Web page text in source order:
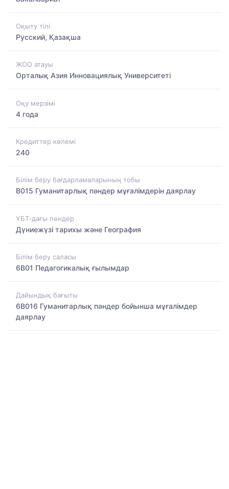
Оқыту тілі
Русский, Қазақша
ЖОО атауы
Орталық Азия Инновациялық Университеті
Оқу мерзімі
4 года
Кредиттер көлемі
240
Білім беру бағдарламаларының тобы
B015 Гуманитарлық пәндер мұғалімдерін даярлау
ҰБТ-дағы пәндер
Дүниежүзі тарихы және География
Білім беру саласы
6B01 Педагогикалық ғылымдар
Дайындық бағыты
6B016 Гуманитарлық пәндер бойынша мұғалімдер
даярлау